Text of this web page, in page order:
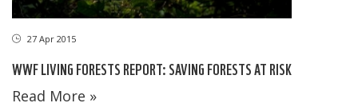
27 Apr 2015
WWF LIVING FORESTS REPORT: SAVING FORESTS AT RISK
Read More »